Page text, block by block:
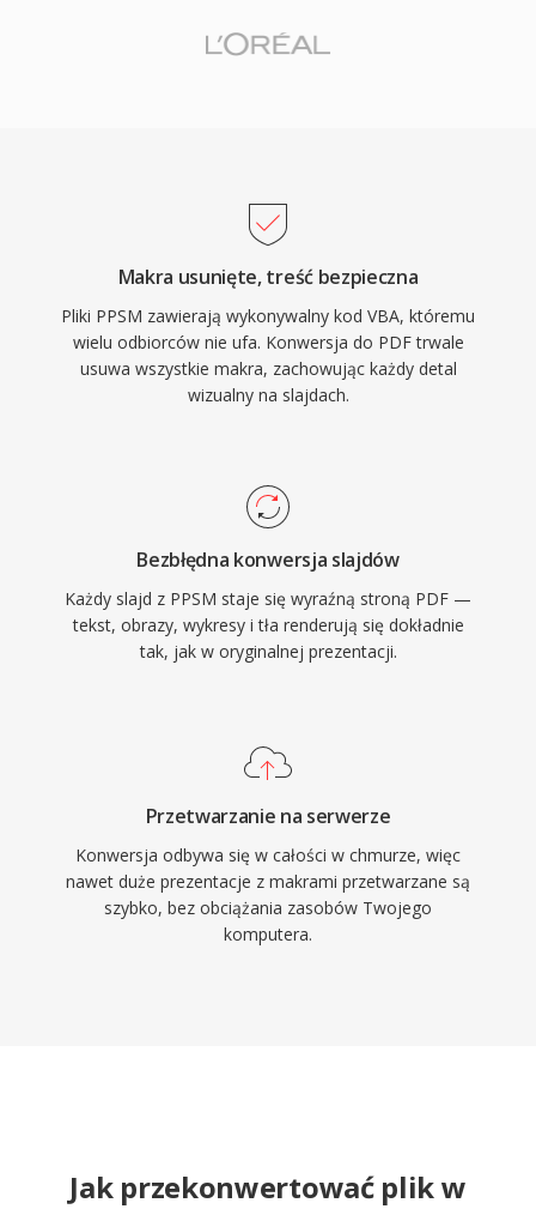
Makra usunięte, treść bezpieczna
Pliki PPSM zawierają wykonywalny kod VBA, któremu
wielu odbiorców nie ufa. Konwersja do PDF trwale
usuwa wszystkie makra, zachowując każdy detal
wizualny na slajdach.
Bezbłędna konwersja slajdów
Każdy slajd z PPSM staje się wyraźną stroną PDF —
tekst, obrazy, wykresy i tła renderują się dokładnie
tak, jak w oryginalnej prezentacji.
Przetwarzanie na serwerze
Konwersja odbywa się w całości w chmurze, więc
nawet duże prezentacje z makrami przetwarzane są
szybko, bez obciążania zasobów Twojego
komputera.
Jak przekonwertować plik w